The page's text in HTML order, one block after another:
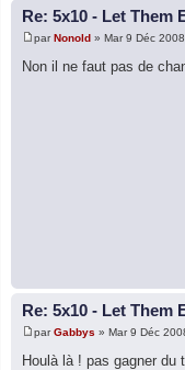
Re: 5x10 - Let Them
parNonold » Mar 9 Déc
Non il ne faut pas de
Re: 5x10 - Let Them
parGabbys » Mar 9 Déc
Houlà là ! pas gagner du